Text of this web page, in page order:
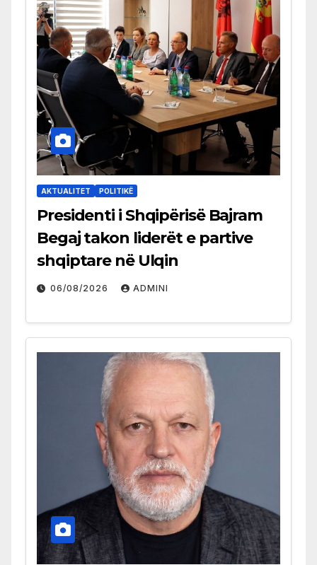
AKTUALITET POLITIKË
Presidenti i Shqipërisë Bajram
Begaj takon liderët e partive
shqiptare në Ulqin
06/08/2026 ADMINI